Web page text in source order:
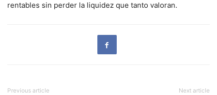
rentables sin perder la liquidez que tanto valoran.
Previous article Next article